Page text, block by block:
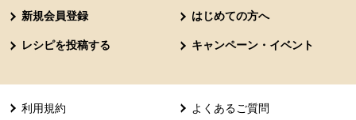
新規会員登録 はじめての方へ
レシピを投稿する キャンペーン・イベント
利用規約 よくあるご質問